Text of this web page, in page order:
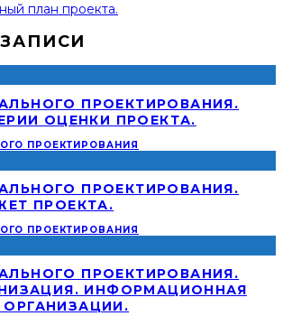
план проекта.
ПРОЕКТИРОВАНИЯ.
ОЦЕНКИ ПРОЕКТА.
ПРОЕКТИРОВАНИЯ
ПРОЕКТИРОВАНИЯ.
ПРОЕКТА.
ПРОЕКТИРОВАНИЯ
ПРОЕКТИРОВАНИЯ.
ИНФОРМАЦИОННАЯ